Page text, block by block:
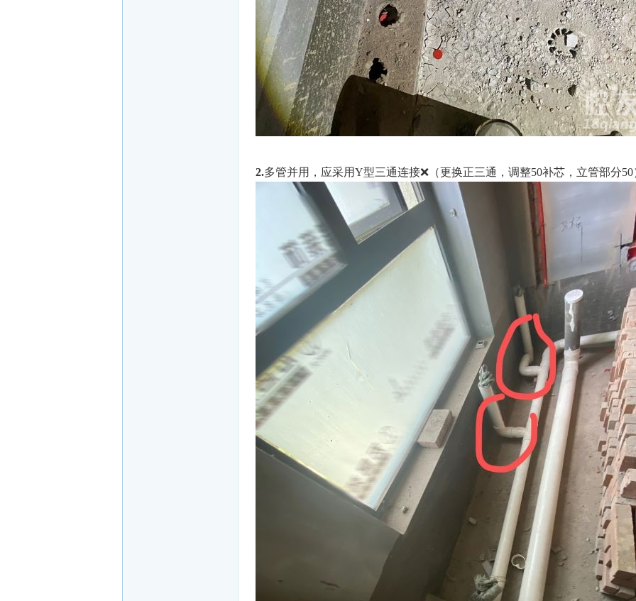
2.多管并用，应采用Y型三通连接❌（更换正三通，调整50补芯，立管部分50